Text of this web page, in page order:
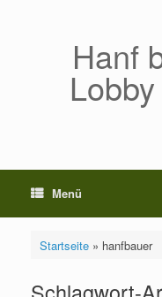
Hanf
Menü
Startseite» hanfbauer